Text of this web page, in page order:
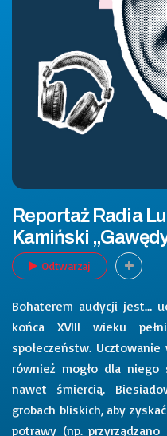
Reportaż Radia
Kamiński
Odtwarzaj
Bohaterem audycji jest…
końca XVIII wieku
społeczeństw. Ucztowanie
również mogło dla niego
nawet śmiercią.
grobach bliskich, aby
potrawy (np.